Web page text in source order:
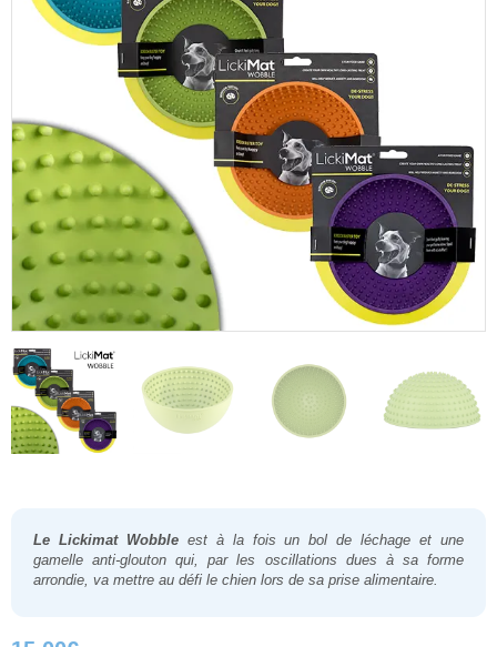
Le Lickimat Wobbleest à la fois un bol de léchage et une
gamelle anti-glouton qui, par les oscillations dues à sa forme
arrondie, va mettre au défi le chien lors de sa prise alimentaire.